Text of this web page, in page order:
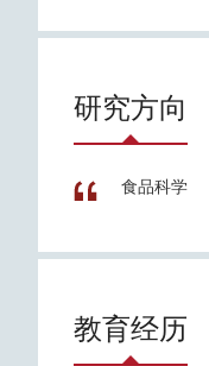
研究方向
食品科学
教育经历